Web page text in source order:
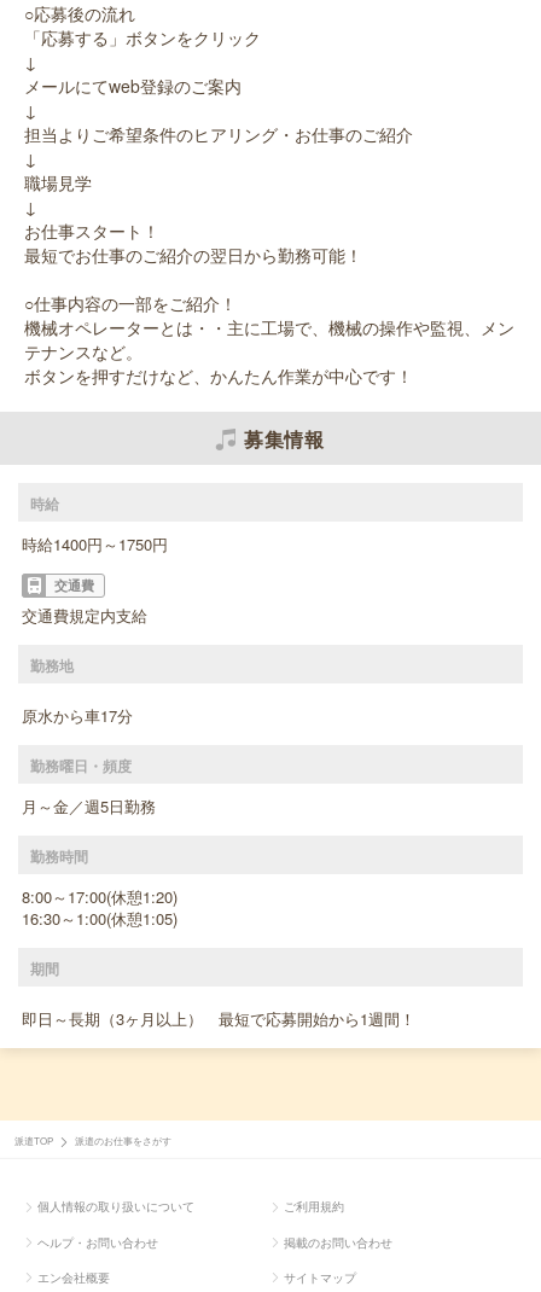
○応募後の流れ
「応募する」ボタンをクリック
↓
メールにてweb登録のご案内
↓
担当よりご希望条件のヒアリング・お仕事のご紹介
↓
職場見学
↓
お仕事スタート！
最短でお仕事のご紹介の翌日から勤務可能！
○仕事内容の一部をご紹介！
機械オペレーターとは・・主に工場で、機械の操作や監視、メン
テナンスなど。
ボタンを押すだけなど、かんたん作業が中心です！
募集情報
時給
時給1400円～1750円
交通費
交通費規定内支給
勤務地
原水から車17分
勤務曜日・頻度
月～金／週5日勤務
勤務時間
8:00～17:00(休憩1:20)
16:30～1:00(休憩1:05)
期間
即日～長期（3ヶ月以上） 最短で応募開始から1週間！
派遣TOP 派遣のお仕事をさがす
個人情報の取り扱いについて ご利用規約
ヘルプ・お問い合わせ 掲載のお問い合わせ
エン会社概要 サイトマップ